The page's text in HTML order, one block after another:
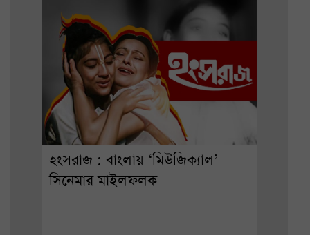
হংসরাজ : বাংলায় ‘মিউজিক্যাল’
সিনেমার মাইলফলক